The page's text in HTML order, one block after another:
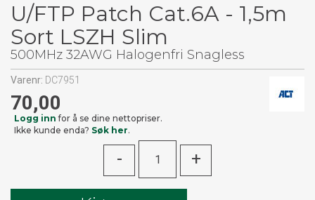
U/FTP Patch Cat.6A - 1,5m
Sort LSZH Slim
500MHz 32AWG Halogenfri Snagless
Varenr: DC7951
70,00
Logg inn for å se dine nettopriser.
Ikke kunde enda? Søk her.
- +